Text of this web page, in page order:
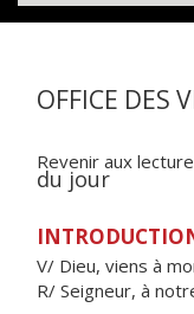
OFFICE DES
Revenir aux
du jour
V/ Dieu, viens à
R/ Seigneur, à